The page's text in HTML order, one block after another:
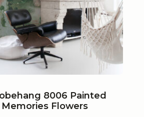
8006 Painted
Memories Flowers